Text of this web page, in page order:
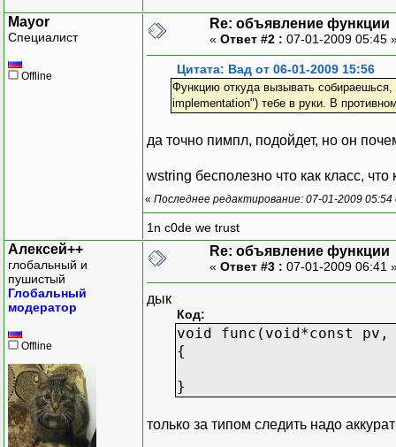
Mayor
Специалист
Offline
Re: объявление функции
« Ответ #2 : 07-01-2009 05:45
Цитата: Вад от 06-01-2009 15:56
Функцию откуда вызывать
implementation") тебе в руки. В
да точно пимпл, подойдет, но он
wstring бесполезно что как класс, что
« Последнее редактирование: 07-01-2009
1n c0de we trust
Алексей++
глобальный и
пушистый
Глобальный
модератор
Offline
Re: объявление функции
« Ответ #3 : 07-01-2009 06:41
дык
Код:
void func(void*const pv,
{
}
только за типом следить надо